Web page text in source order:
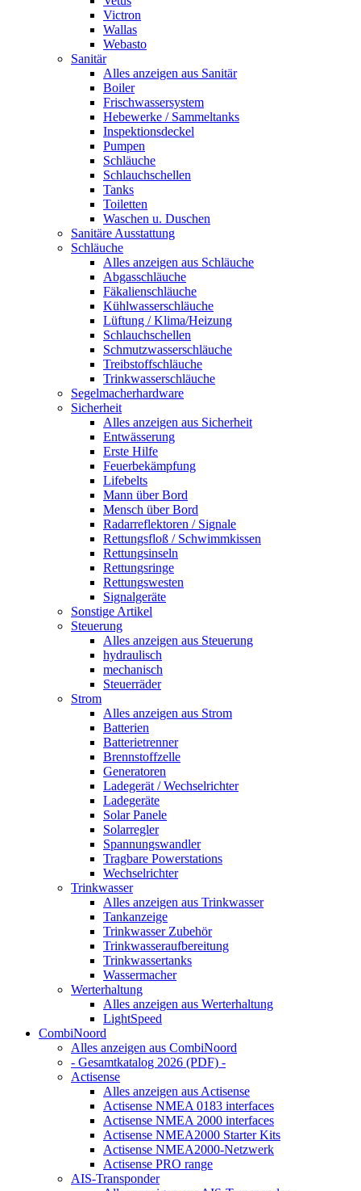
Victron
Wallas
Webasto
Sanitär
Alles anzeigen aus Sanitär
Boiler
Frischwassersystem
Hebewerke / Sammeltanks
Inspektionsdeckel
Pumpen
Schläuche
Schlauchschellen
Tanks
Toiletten
Waschen u. Duschen
Sanitäre Ausstattung
Schläuche
Alles anzeigen aus Schläuche
Abgasschläuche
Fäkalienschläuche
Kühlwasserschläuche
Lüftung / Klima/Heizung
Schlauchschellen
Schmutzwasserschläuche
Treibstoffschläuche
Trinkwasserschläuche
Segelmacherhardware
Sicherheit
Alles anzeigen aus Sicherheit
Entwässerung
Erste Hilfe
Feuerbekämpfung
Lifebelts
Mann über Bord
Mensch über Bord
Radarreflektoren / Signale
Rettungsfloß / Schwimmkissen
Rettungsinseln
Rettungsringe
Rettungswesten
Signalgeräte
Sonstige Artikel
Steuerung
Alles anzeigen aus Steuerung
hydraulisch
mechanisch
Steuerräder
Strom
Alles anzeigen aus Strom
Batterien
Batterietrenner
Brennstoffzelle
Generatoren
Ladegerät / Wechselrichter
Ladegeräte
Solar Panele
Solarregler
Spannungswandler
Tragbare Powerstations
Wechselrichter
Trinkwasser
Alles anzeigen aus Trinkwasser
Tankanzeige
Trinkwasser Zubehör
Trinkwasseraufbereitung
Trinkwassertanks
Wassermacher
Werterhaltung
Alles anzeigen aus Werterhaltung
LightSpeed
CombiNoord
Alles anzeigen aus CombiNoord
- Gesamtkatalog 2026 (PDF) -
Actisense
Alles anzeigen aus Actisense
Actisense NMEA 0183 interfaces
Actisense NMEA 2000 interfaces
Actisense NMEA2000 Starter Kits
Actisense NMEA2000-Netzwerk
Actisense PRO range
AIS-Transponder